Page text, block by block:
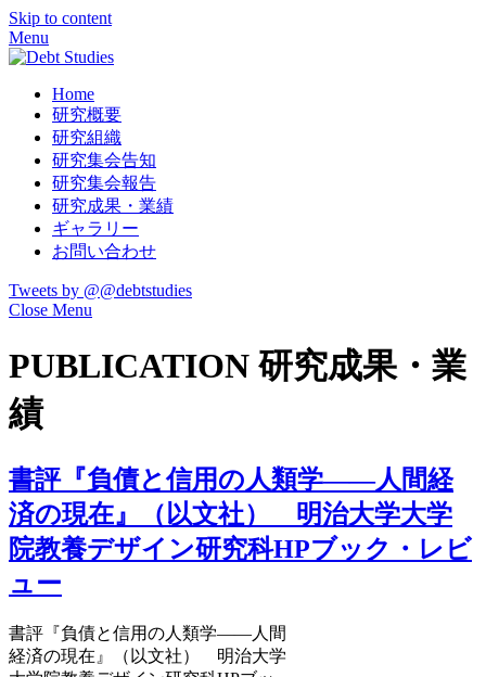
Skip to content
Menu
Home
研究概要
研究組織
研究集会告知
研究集会報告
研究成果・業績
ギャラリー
お問い合わせ
Tweets by @@debtstudies
Close Menu
PUBLICATION 研究成果・業
績
書評『負債と信用の人類学――人間経
済の現在』（以文社） 明治大学大学
院教養デザイン研究科HPブック・レビ
ュー
書評『負債と信用の人類学――人間
経済の現在』（以文社） 明治大学